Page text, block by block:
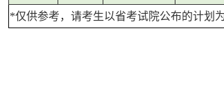
*仅供参考，请考生以省考试院公布的计划